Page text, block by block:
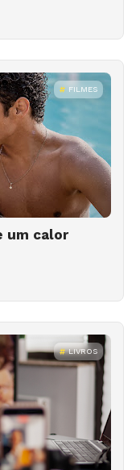
FILMES
um calor
LIVROS